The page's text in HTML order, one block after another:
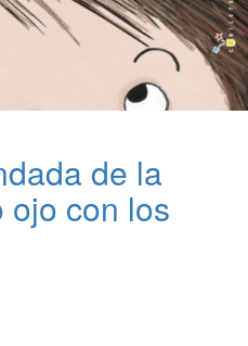
de la
ojo con los